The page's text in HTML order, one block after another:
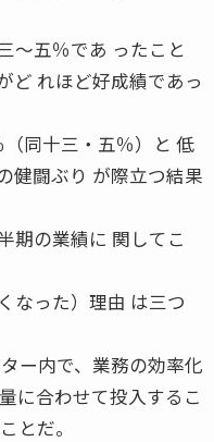
〜五％であ ったこと
ど れほど好成績であっ
同十三・五％）と 低
健闘ぶり が際立つ結果
期の業績に 関してこ
なった）理由 は三つ
ー内で、業務の効率化
に合わせて投入するこ
とだ。